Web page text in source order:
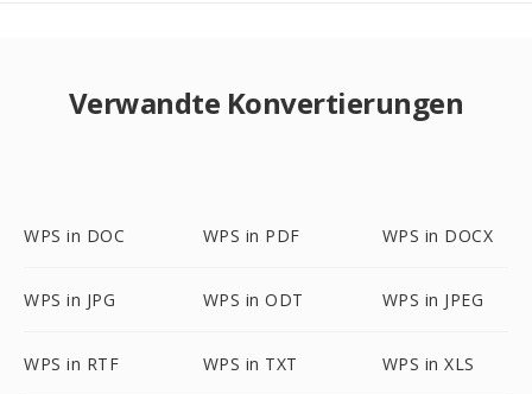
Verwandte Konvertierungen
WPS in DOC WPS in PDF WPS in DOCX
WPS in JPG WPS in ODT WPS in JPEG
WPS in RTF WPS in TXT WPS in XLS